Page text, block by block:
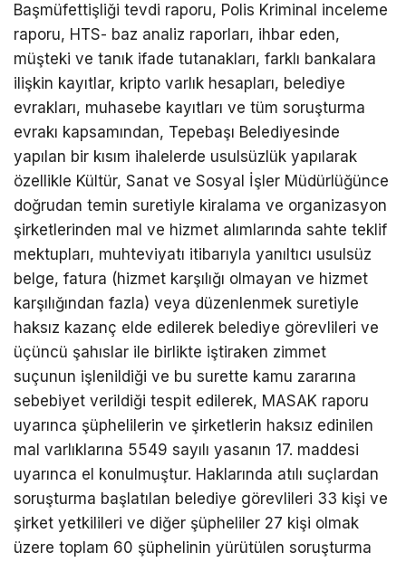
Başmüfettişliği tevdi raporu, Polis Kriminal inceleme
raporu, HTS- baz analiz raporları, ihbar eden,
müşteki ve tanık ifade tutanakları, farklı bankalara
ilişkin kayıtlar, kripto varlık hesapları, belediye
evrakları, muhasebe kayıtları ve tüm soruşturma
evrakı kapsamından, Tepebaşı Belediyesinde
yapılan bir kısım ihalelerde usulsüzlük yapılarak
özellikle Kültür, Sanat ve Sosyal İşler Müdürlüğünce
doğrudan temin suretiyle kiralama ve organizasyon
şirketlerinden mal ve hizmet alımlarında sahte teklif
mektupları, muhteviyatı itibarıyla yanıltıcı usulsüz
belge, fatura (hizmet karşılığı olmayan ve hizmet
karşılığından fazla) veya düzenlenmek suretiyle
haksız kazanç elde edilerek belediye görevlileri ve
üçüncü şahıslar ile birlikte iştiraken zimmet
suçunun işlenildiği ve bu surette kamu zararına
sebebiyet verildiği tespit edilerek, MASAK raporu
uyarınca şüphelilerin ve şirketlerin haksız edinilen
mal varlıklarına 5549 sayılı yasanın 17. maddesi
uyarınca el konulmuştur. Haklarında atılı suçlardan
soruşturma başlatılan belediye görevlileri 33 kişi ve
şirket yetkilileri ve diğer şüpheliler 27 kişi olmak
üzere toplam 60 şüphelinin yürütülen soruşturma